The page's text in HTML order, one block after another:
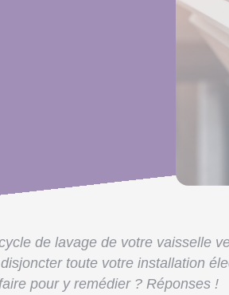
de lavage de votre vaisselle
toute votre installation
pour y remédier ? Réponses !